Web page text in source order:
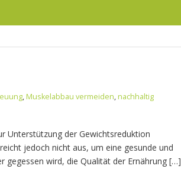
,Muskelabbau vermeiden,nachhaltig
Unterstützung der Gewichtsreduktion
jedoch nicht aus, um eine gesunde und
gegessen wird, die Qualität der Ernährung […]